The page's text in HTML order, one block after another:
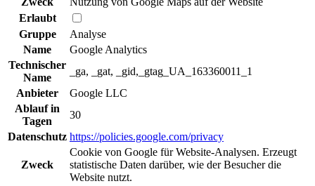
Erlaubt
Gruppe
Analyse
Name
Google Analytics
Technischer
Name
_ga, _gat, _gid,_gtag_UA_163360011_1
Anbieter
Google LLC
Ablauf in
Tagen
30
Datenschutz https://policies.google.com/privacy
Zweck
Cookie von Google für Website-Analysen. Erzeugt
statistische Daten darüber, wie der Besucher die
Website nutzt.